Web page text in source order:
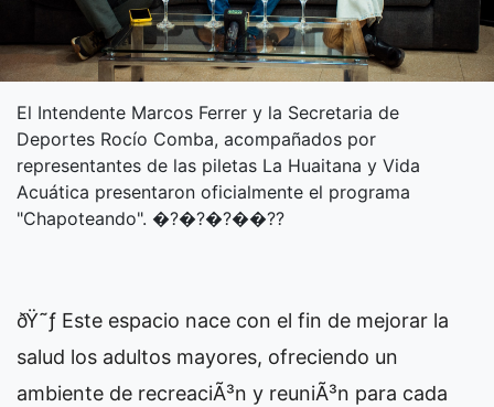
El Intendente Marcos Ferrer y la Secretaria de
Deportes Rocío Comba, acompañados por
representantes de las piletas La Huaitana y Vida
Acuática presentaron oficialmente el programa
"Chapoteando". �?�?�?��??️
ðŸ˜ƒ Este espacio nace con el fin de mejorar la
salud los adultos mayores, ofreciendo un
ambiente de recreaciÃ³n y reuniÃ³n para cada